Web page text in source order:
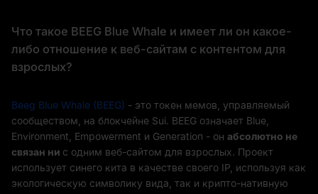
Что такое BEEG Blue Whale и имеет ли он какое-
либо отношение к веб-сайтам с контентом для
взрослых?
Beeg Blue Whale (BEEG) - это токен мемов, управляемый
сообществом, на блокчейне Sui. BEEG означает Blue,
Environment, Empowerment и Generation - он абсолютно не
связан ни с одним веб-сайтом для взрослых. Проект
использует синего кита в качестве своего IP, используя как
экологическую символику вида, так и крипто-нативную